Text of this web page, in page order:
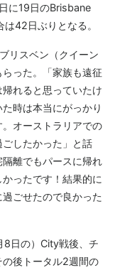
に19日のBrisbane
42日ぶりとなる。
リスベン（クイーン
った。「家族も遠征
れると思っていたけ
時は本当にがっかり
オーストラリアでの
したかった」と話
離でもパースに帰れ
ったです！結果的に
ごせたので良かった
8日の）City戦後、チ
後トータル2週間の